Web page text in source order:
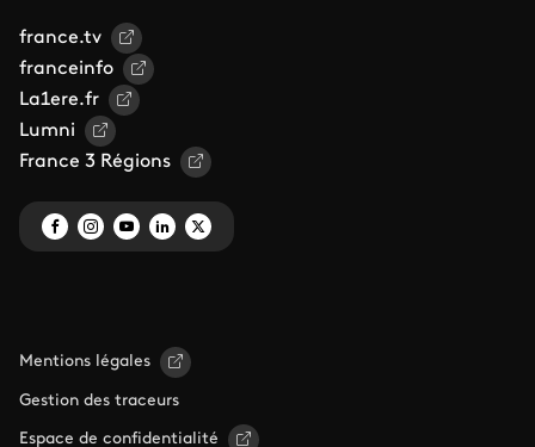
france.tv
franceinfo
La1ere.fr
Lumni
France 3 Régions
Mentions légales
Gestion des traceurs
Espace de confidentialité